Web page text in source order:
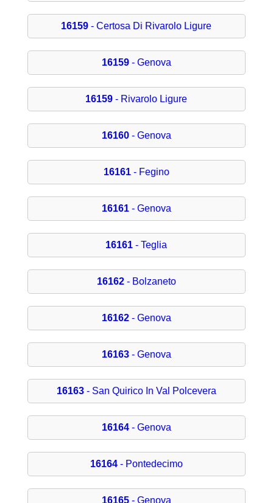
16159 - Certosa Di Rivarolo Ligure
16159- Genova
16159 - Rivarolo Ligure
16160- Genova
16161- Fegino
16161- Genova
16161 - Teglia
16162- Bolzaneto
16162- Genova
16163- Genova
16163- San Quirico In Val Polcevera
16164- Genova
16164- Pontedecimo
16165- Genova